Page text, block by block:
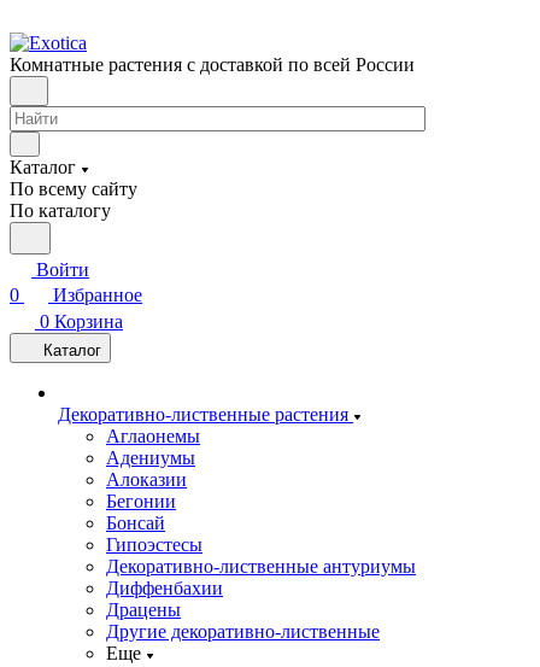
Комнатные растения с доставкой по всей России
Каталог
По всему сайту
По каталогу
Войти
0
Избранное
0 Корзина
Каталог
Декоративно-лиственные растения
Аглаонемы
Адениумы
Алоказии
Бегонии
Бонсай
Гипоэстесы
Декоративно-лиственные антуриумы
Диффенбахии
Драцены
Другие декоративно-лиственные
Еще